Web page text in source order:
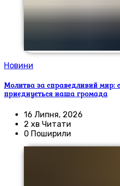
Новини
Молитва за справедливий мир:
приєднується наша громада
16 Липня, 2026
2 хв Читати
0 Поширили